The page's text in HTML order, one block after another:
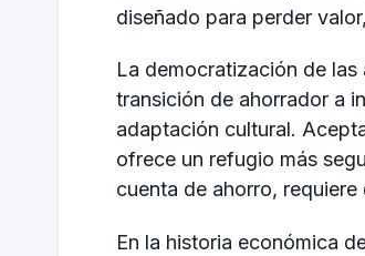
diseñado para perder
La democratización de
transición de ahorrador a
adaptación cultural.
ofrece un refugio más
cuenta de ahorro,
En la historia económica